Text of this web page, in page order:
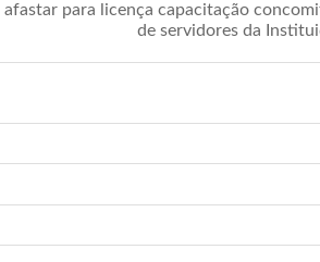
para licença capacitação
de servidores da